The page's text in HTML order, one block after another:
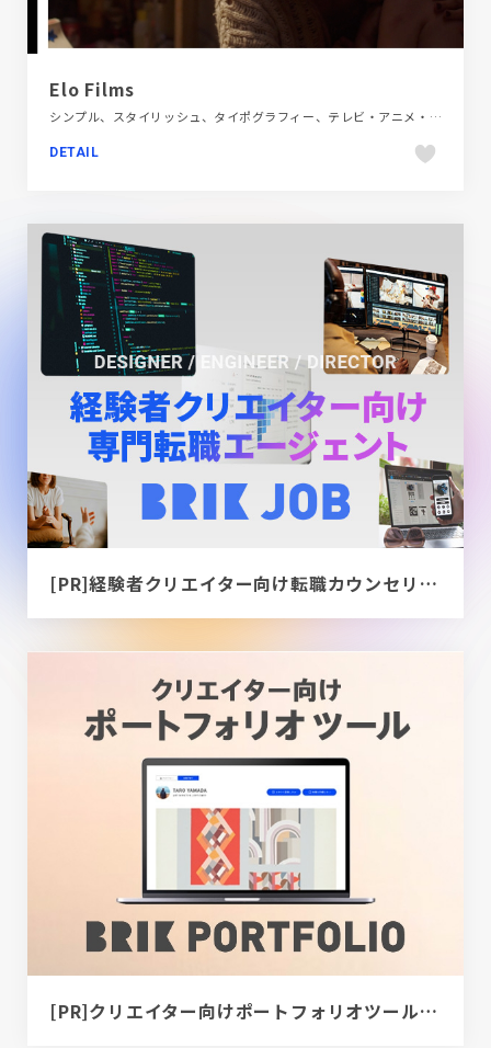
Elo Films
シンプル、スタイリッシュ、タイポグラフィー、テレビ・アニメ・映画・芸能、デザイン・アート・音楽・文芸、ブラック系 、ポートフォリオ、モーション多め、動画が流れる、海外サイト
DETAIL
[PR]経験者クリエイター向け転職カウンセリング｜デザイナー / ディレクター / エンジニア
[PR]クリエイター向けポートフォリオツール｜BRIK PORTFOLIO